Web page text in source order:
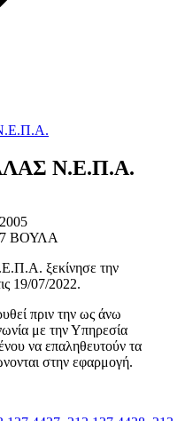
Ν.Ε.Π.Α.
ΒΟΥΛΑ
ξεκίνησε την
19/07/2022.
πριν την ως άνω
με την Υπηρεσία
να επαληθευτούν τα
στην εφαρμογή.